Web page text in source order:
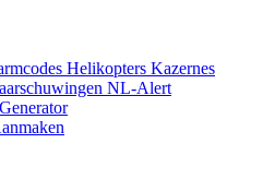
Helikopters Kazernes
NL-Alert